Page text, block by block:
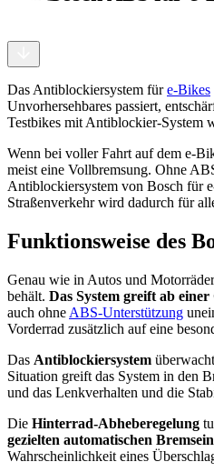
Das Antiblockiersystem füre-Bikes
Unvorhersehbares passiert,
Testbikes mit Antiblockier-System
Wenn bei voller Fahrt auf dem e-
meist eine Vollbremsung. Ohne
Antiblockiersystem von Bosch für
Straßenverkehr wird dadurch für
Funktionsweise des
Genau wie in Autos und
behält. Das System greift ab
auch ohne ABS-Unterstützung
Vorderrad zusätzlich auf eine
Das Antiblockiersystem
Situation greift das System in den
und das Lenkverhalten und die
Die Hinterrad-Abheberegelung
gezielten automatischen
Wahrscheinlichkeit eines